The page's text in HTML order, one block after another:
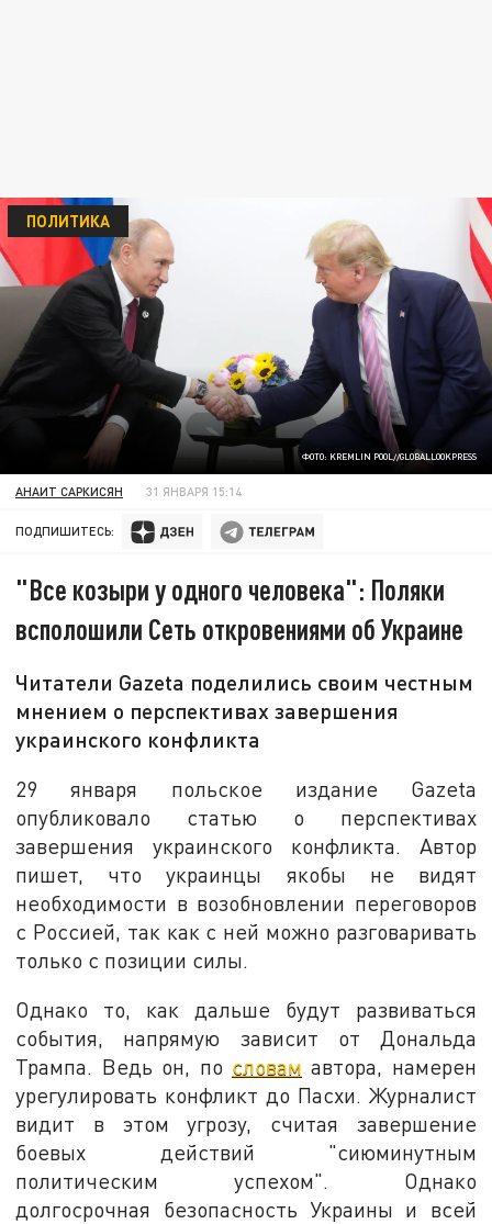
ФОТО: KREMLIN POOL//GLOBALLOOKPRESS
ПОЛИТИКА
АНАИТ САРКИСЯН 31 ЯНВАРЯ 15:14
ПОДПИШИТЕСЬ:
"Все козыри у одного человека": Поляки
всполошили Сеть откровениями об Украине
Читатели Gazeta поделились своим честным
мнением о перспективах завершения
украинского конфликта
29 января польское издание Gazeta
опубликовало статью о перспективах
завершения украинского конфликта. Автор
пишет, что украинцы якобы не видят
необходимости в возобновлении переговоров
с Россией, так как с ней можно разговаривать
только с позиции силы.
Однако то, как дальше будут развиваться
события, напрямую зависит от Дональда
Трампа. Ведь он, по словам автора, намерен
урегулировать конфликт до Пасхи. Журналист
видит в этом угрозу, считая завершение
боевых действий "сиюминутным
политическим успехом". Однако
долгосрочная безопасность Украины и всей